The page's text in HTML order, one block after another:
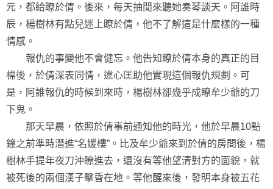
元，都給瞭於倩。後來，每天抽閒來聽她奏琴談天。阿誰時
辰，楊樹林有點兒迷上瞭於倩，他不了解這是什麼樣的一種
情感。
報仇的事變他不會健忘。他告知瞭於倩本身的真正的目
標後，於倩深表同情，違心匡助他實現這個報仇規劃。可
是，阿誰報仇的時候到來時，楊樹林卻幾乎成瞭牟少爺的刀
下鬼。
那天早晨，依照於倩事前通知他的時光，他於早晨10點
鐘之前準時潛進“名媛樓”。比及牟少爺來到於倩的房間後，楊
樹林手提年夜刀沖瞭進去，還沒有等他望清對方的面貌，就
被死後的兩個漢子擊昏在地。等他醒來後，發明本身被五花